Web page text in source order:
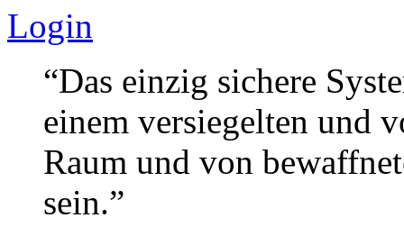
Login
“Das einzig sichere
einem versiegelten und
Raum und von
sein.”